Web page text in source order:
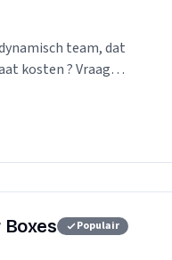
team, dat
kosten ? Vraag
Boxes Populair